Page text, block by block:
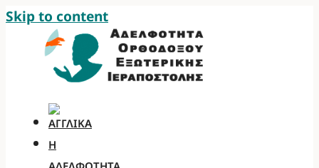
Skip to content
Η